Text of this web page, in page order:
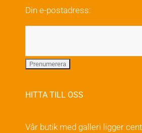
Din e-postadress:
HITTA TILL OSS
Vår butik med galleri ligger